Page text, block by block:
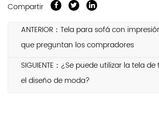
Compartir
ANTERIOR：Tela para sofá con
que preguntan los compradores
SIGUIENTE：¿Se puede utilizar la tela
el diseño de moda?